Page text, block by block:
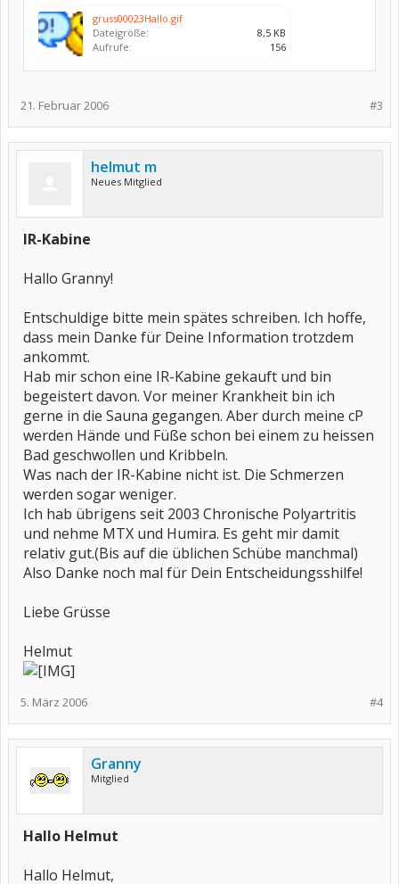
gruss00023Hallo.gif
Dateigröße:
8,5 KB
Aufrufe:
156
#3
21. Februar 2006
helmut m
Neues Mitglied
IR-Kabine
Hallo Granny!
Entschuldige bitte mein spätes schreiben. Ich hoffe,
dass mein Danke für Deine Information trotzdem
ankommt.
Hab mir schon eine IR-Kabine gekauft und bin
begeistert davon. Vor meiner Krankheit bin ich
gerne in die Sauna gegangen. Aber durch meine cP
werden Hände und Füße schon bei einem zu heissen
Bad geschwollen und Kribbeln.
Was nach der IR-Kabine nicht ist. Die Schmerzen
werden sogar weniger.
Ich hab übrigens seit 2003 Chronische Polyartritis
und nehme MTX und Humira. Es geht mir damit
relativ gut.(Bis auf die üblichen Schübe manchmal)
Also Danke noch mal für Dein Entscheidungsshilfe!
Liebe Grüsse
Helmut
#4
5. März 2006
Granny
Mitglied
Hallo Helmut
Hallo Helmut,